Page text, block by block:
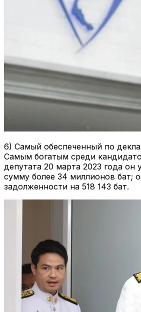
6) Самый обеспеченный по
Самым богатым среди
депутата 20 марта 2023 года
сумму более 34 миллионов бат;
задолженности на 518 143 бат.